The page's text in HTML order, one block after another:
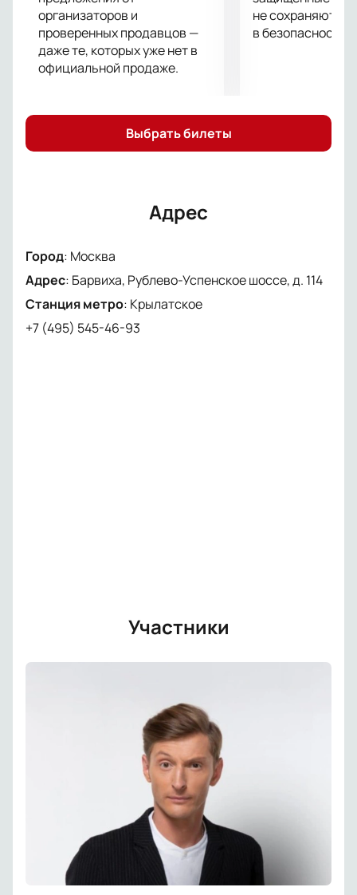
организаторов и
проверенных продавцов —
даже те, которых уже нет в
официальной продаже.
не сохраняются
в безопасности.
Выбрать билеты
Адрес
Город: Москва
Адрес: Барвиха, Рублево-Успенское шоссе, д. 114
Станция метро: Крылатское
+7 (495) 545-46-93
Участники